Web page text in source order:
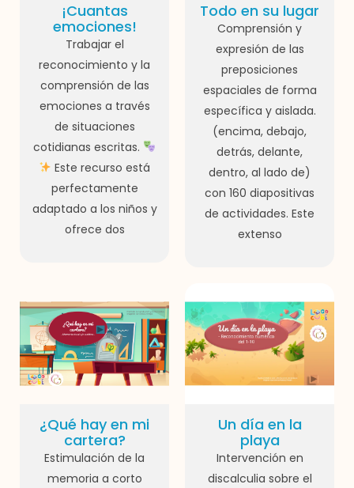
¡Cuantas
emociones!
Trabajar el
reconocimiento y la
comprensión de las
emociones a través
de situaciones
cotidianas escritas.
Este recurso está
perfectamente
adaptado a los niños y
ofrece dos
Todo en su lugar
Comprensión y
expresión de las
preposiciones
espaciales de forma
específica y aislada.
(encima, debajo,
detrás, delante,
dentro, al lado de)
con 160 diapositivas
de actividades. Este
extenso
¿Qué hay en mi
cartera?
Estimulación de la
memoria a corto
Un día en la
playa
Intervención en
discalculia sobre el